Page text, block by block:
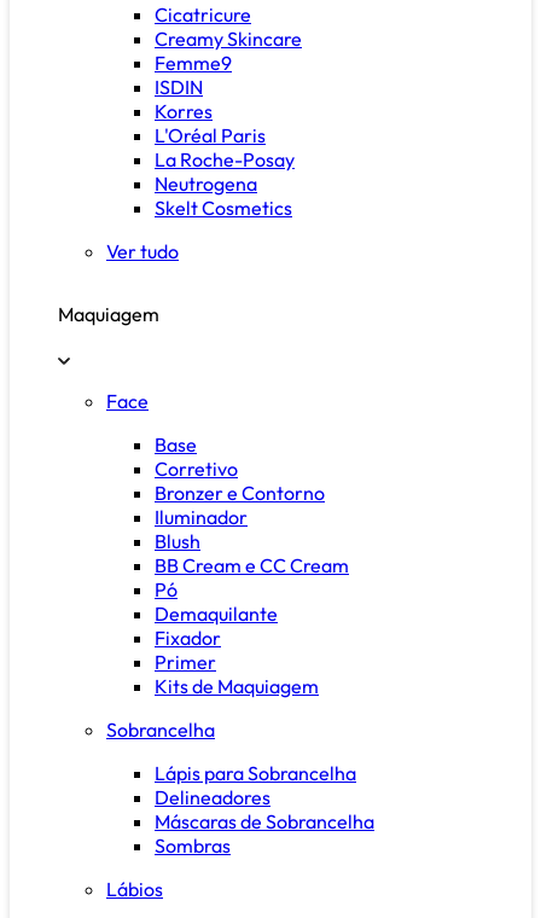
Cicatricure
Creamy Skincare
Femme9
ISDIN
Korres
L'Oréal Paris
La Roche-Posay
Neutrogena
Skelt Cosmetics
Ver tudo
Maquiagem
Face
Base
Corretivo
Bronzer e Contorno
Iluminador
Blush
BB Cream e CC Cream
Pó
Demaquilante
Fixador
Primer
Kits de Maquiagem
Sobrancelha
Lápis para Sobrancelha
Delineadores
Máscaras de Sobrancelha
Sombras
Lábios